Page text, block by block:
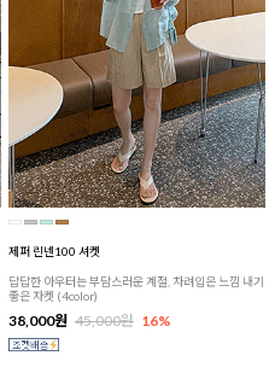
제퍼 린넨100 셔켓
답답한 아우터는 부담스러운 계절, 차려입은 느낌 내기
좋은 자켓 (4color)
38,000원 45,000원 16%